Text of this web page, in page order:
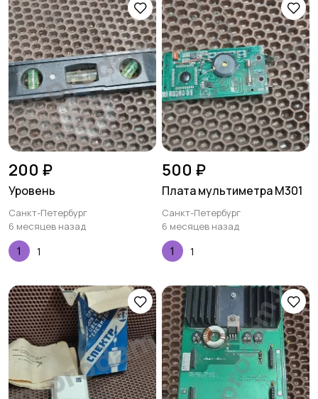
200 ₽
Уровень
Санкт-Петербург
6 месяцев назад
1
500 ₽
Плата мультиметра M301
Санкт-Петербург
6 месяцев назад
1